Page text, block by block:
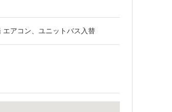
アコン、ユニットバス入替